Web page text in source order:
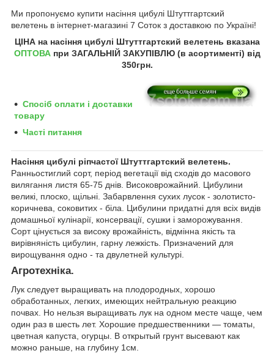
Ми пропонуємо купити насіння цибулі Штуттгартский
велетень в інтернет-магазині 7 Соток з доставкою по Україні!
ЦІНА на насіння цибулі Штуттгартский велетень вказана
ОПТОВАпри ЗАГАЛЬНІЙ ЗАКУПІВЛЮ (в асортименті) від
350грн.
Спосіб оплати і доставки
товару
Часті питання
Насіння цибулі ріпчастої Штуттгартский велетень.
Ранньостиглий сорт, період вегетації від сходів до масового
вилягання листя 65-75 днів. Високоврожайний. Цибулини
великі, плоско, щільні. Забарвлення сухих лусок - золотисто-
коричнева, соковитих - біла. Цибулини придатні для всіх видів
домашньої кулінарії, консервації, сушки і заморожування.
Сорт цінується за високу врожайність, відмінна якість та
вирівняність цибулин, гарну лежкість. Призначений для
вирощування одно - та двулетней культурі.
Агротехніка.
Лук следует выращивать на плодородных, хорошо
обработанных, легких, имеющих нейтральную реакцию
почвах. Но нельзя выращивать лук на одном месте чаще, чем
один раз в шесть лет. Хорошие предшественники ― томаты,
цветная капуста, огурцы. В открытый грунт высевают как
можно раньше, на глубину 1см.